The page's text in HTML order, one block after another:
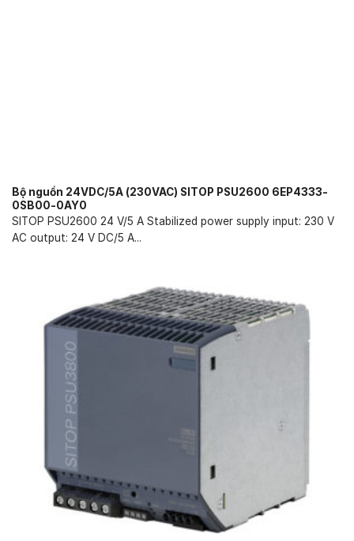
Bộ nguồn 24VDC/5A (230VAC) SITOP PSU2600 6EP4333-
0SB00-0AY0
SITOP PSU2600 24 V/5 A Stabilized power supply input: 230 V
AC output: 24 V DC/5 A...